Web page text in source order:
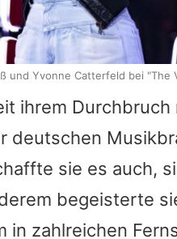
ihrem Durchbruch
deutschen
sie es auch,
begeisterte
in zahlreichen
und Yvonne Catterfeld bei "The